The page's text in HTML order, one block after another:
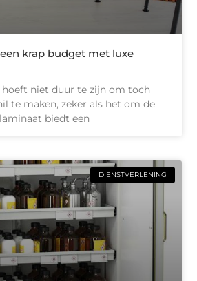
krap budget met luxe
hoeft niet duur te zijn om toch
te maken, zeker als het om de
biedt een
DIENSTVERLENING